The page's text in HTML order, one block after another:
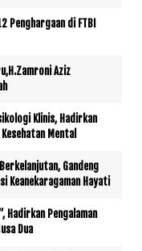
Penghargaan di FTBI
Aziz
Klinis, Hadirkan
Mental
Gandeng
Keanekaragaman Hayati
Hadirkan Pengalaman
Dua